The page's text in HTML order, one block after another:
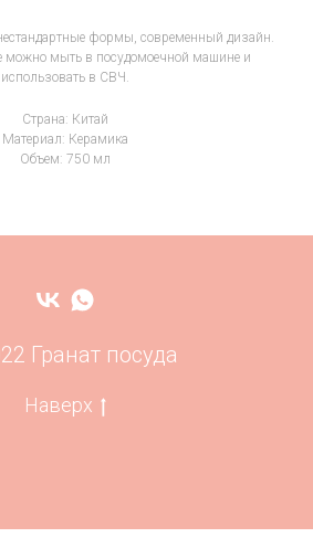
формы, современный дизайн.
можно мыть в посудомоечной машине и
использовать в СВЧ.
Страна: Китай
Материал: Керамика
Объем: 750 мл
Гранат посуда
Наверх